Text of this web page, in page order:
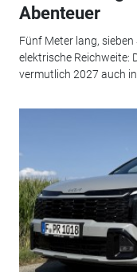
Abenteuer
Fünf Meter lang,
elektrische Reichweite:
vermutlich 2027 auch